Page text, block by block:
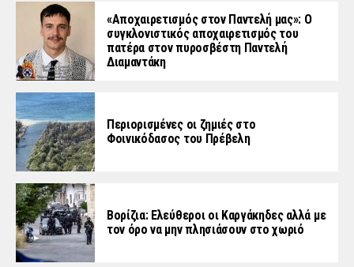
«Aποχαιρετισμός στον Παντελή μας»: Ο
συγκλονιστικός αποχαιρετισμός του
πατέρα στον πυροσβέστη Παντελή
Διαμαντάκη
Περιορισμένες οι ζημιές στο
Φοινικόδασος του Πρέβελη
Βορίζια: Ελεύθεροι οι Καργάκηδες αλλά με
τον όρο να μην πλησιάσουν στο χωριό